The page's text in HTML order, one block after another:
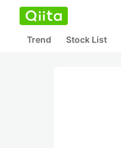
Trend Stock List